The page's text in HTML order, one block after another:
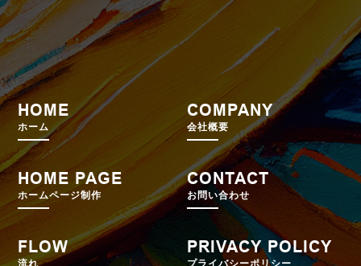
HOME
ホーム
HOME PAGE
ホームページ制作
FLOW
流れ
COMPANY
会社概要
CONTACT
お問い合わせ
PRIVACY POLICY
プライバシーポリシー